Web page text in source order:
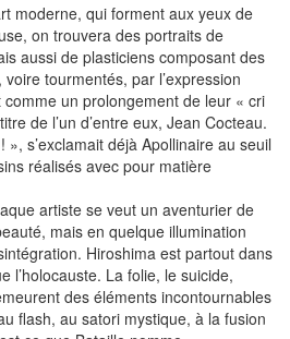
moderne, qui forment aux yeux de
on trouvera des portraits de
aussi de plasticiens composant des
tourmentés, par l’expression
comme un prolongement de leur « cri
de l’un d’entre eux, Jean Cocteau.
s’exclamait déjà Apollinaire au seuil
réalisés avec pour matière
artiste se veut un aventurier de
mais en quelque illumination
Hiroshima est partout dans
l’holocauste. La folie, le suicide,
des éléments incontournables
flash, au satori mystique, à la fusion